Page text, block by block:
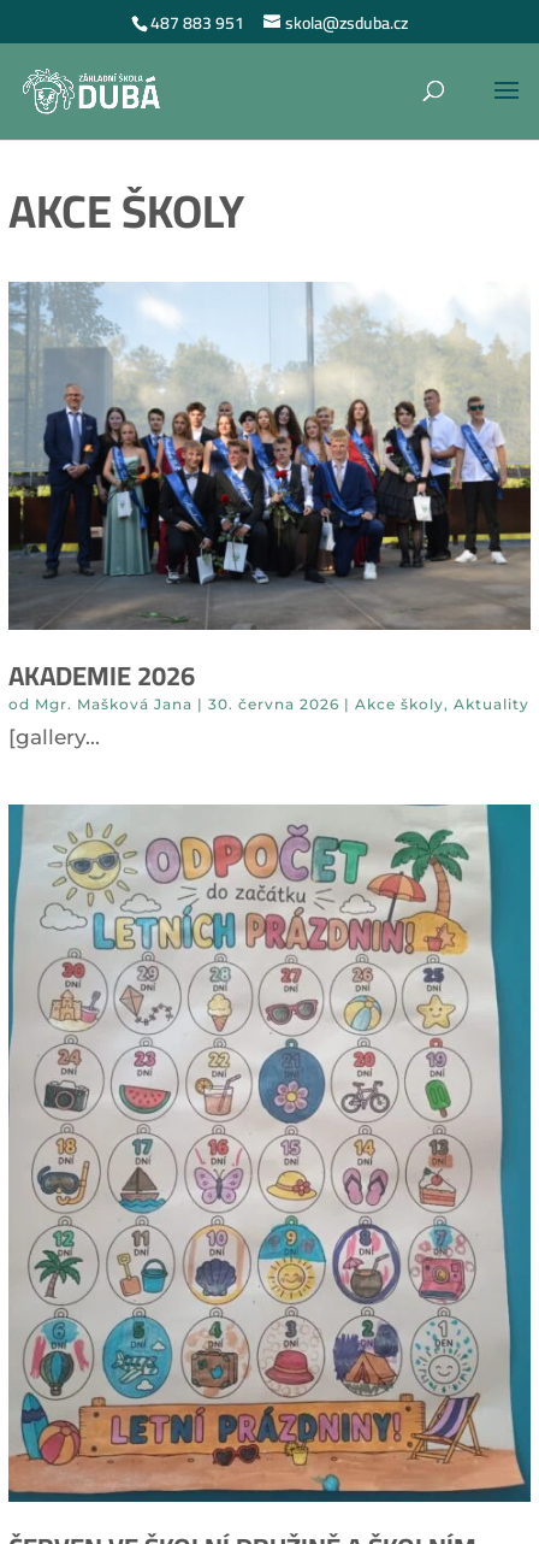
487 883 951 skola@zsduba.cz
AKCE ŠKOLY
AKADEMIE 2026
od Mgr. Mašková Jana | 30. června 2026 | Akce školy, Aktuality
[gallery...